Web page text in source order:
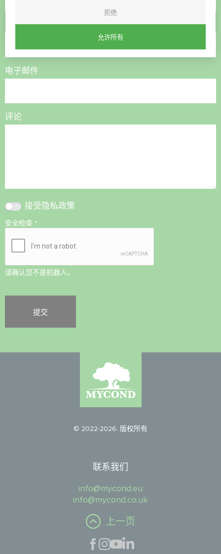
电话号码
电子邮件
评论
接受隐私政策
安全检查 *
请确认您不是机器人。
© 2022-2026. 版权所有
联系我们
info@mycond.eu
info@mycond.co.uk
上一页
拒绝
允许所有